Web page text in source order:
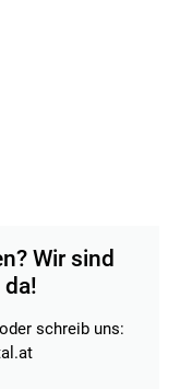
Wir sind
schreib uns: